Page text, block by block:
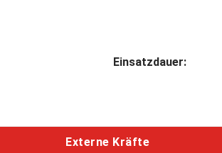
Einsatzdauer:
Externe Kräfte